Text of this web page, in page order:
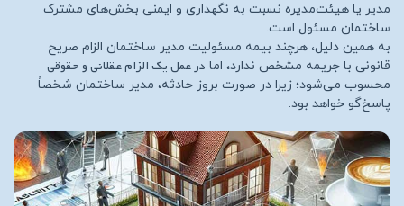
مدیر یا هیئت‌مدیره نسبت به نگهداری و ایمنی بخش‌های مشترک
ساختمان مسئول است.
به همین دلیل، هرچند بیمه مسئولیت مدیر ساختمان الزام صریح
قانونی با جریمه مشخص ندارد، اما در عمل یک الزام عقلانی و حقوقی
محسوب می‌شود؛ زیرا در صورت بروز حادثه، مدیر ساختمان شخصاً
پاسخ‌گو خواهد بود.